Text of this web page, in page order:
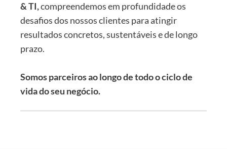
& TI,compreendemos em profundidade os
desafios dos nossos clientes para atingir
resultados concretos, sustentáveis e de longo
prazo.
Somos parceiros ao longo de todo o ciclo de
vida do seu negócio.